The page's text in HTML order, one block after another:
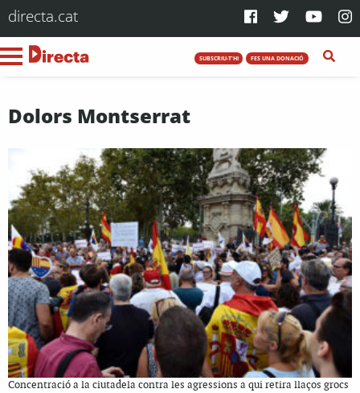
directa.cat
SUBSCRIU-T'HI FES UNA DONACIÓ
Dolors Montserrat
Concentració a la ciutadela contra les agressions a qui retira llaços grocs